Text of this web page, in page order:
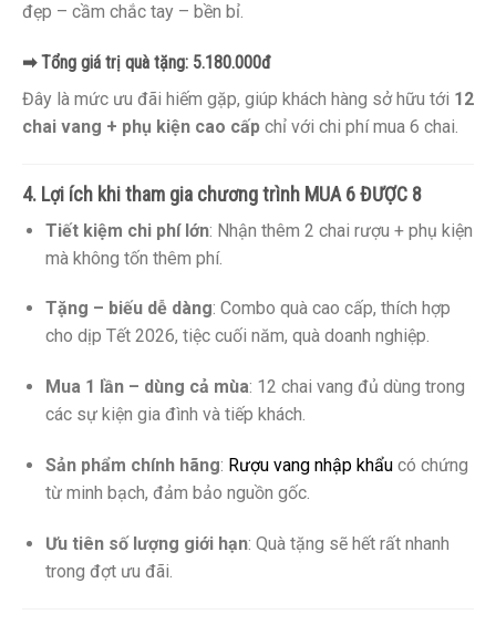
đẹp – cầm chắc tay – bền bỉ.
➡ Tổng giá trị quà tặng: 5.180.000đ
Đây là mức ưu đãi hiếm gặp, giúp khách hàng sở hữu tới 12
chai vang + phụ kiện cao cấp chỉ với chi phí mua 6 chai.
4. Lợi ích khi tham gia chương trình MUA 6 ĐƯỢC 8
Tiết kiệm chi phí lớn: Nhận thêm 2 chai rượu + phụ kiện
mà không tốn thêm phí.
Tặng – biếu dễ dàng: Combo quà cao cấp, thích hợp
cho dịp Tết 2026, tiệc cuối năm, quà doanh nghiệp.
Mua 1 lần – dùng cả mùa: 12 chai vang đủ dùng trong
các sự kiện gia đình và tiếp khách.
Sản phẩm chính hãng: Rượu vang nhập khẩucó chứng
từ minh bạch, đảm bảo nguồn gốc.
Ưu tiên số lượng giới hạn: Quà tặng sẽ hết rất nhanh
trong đợt ưu đãi.